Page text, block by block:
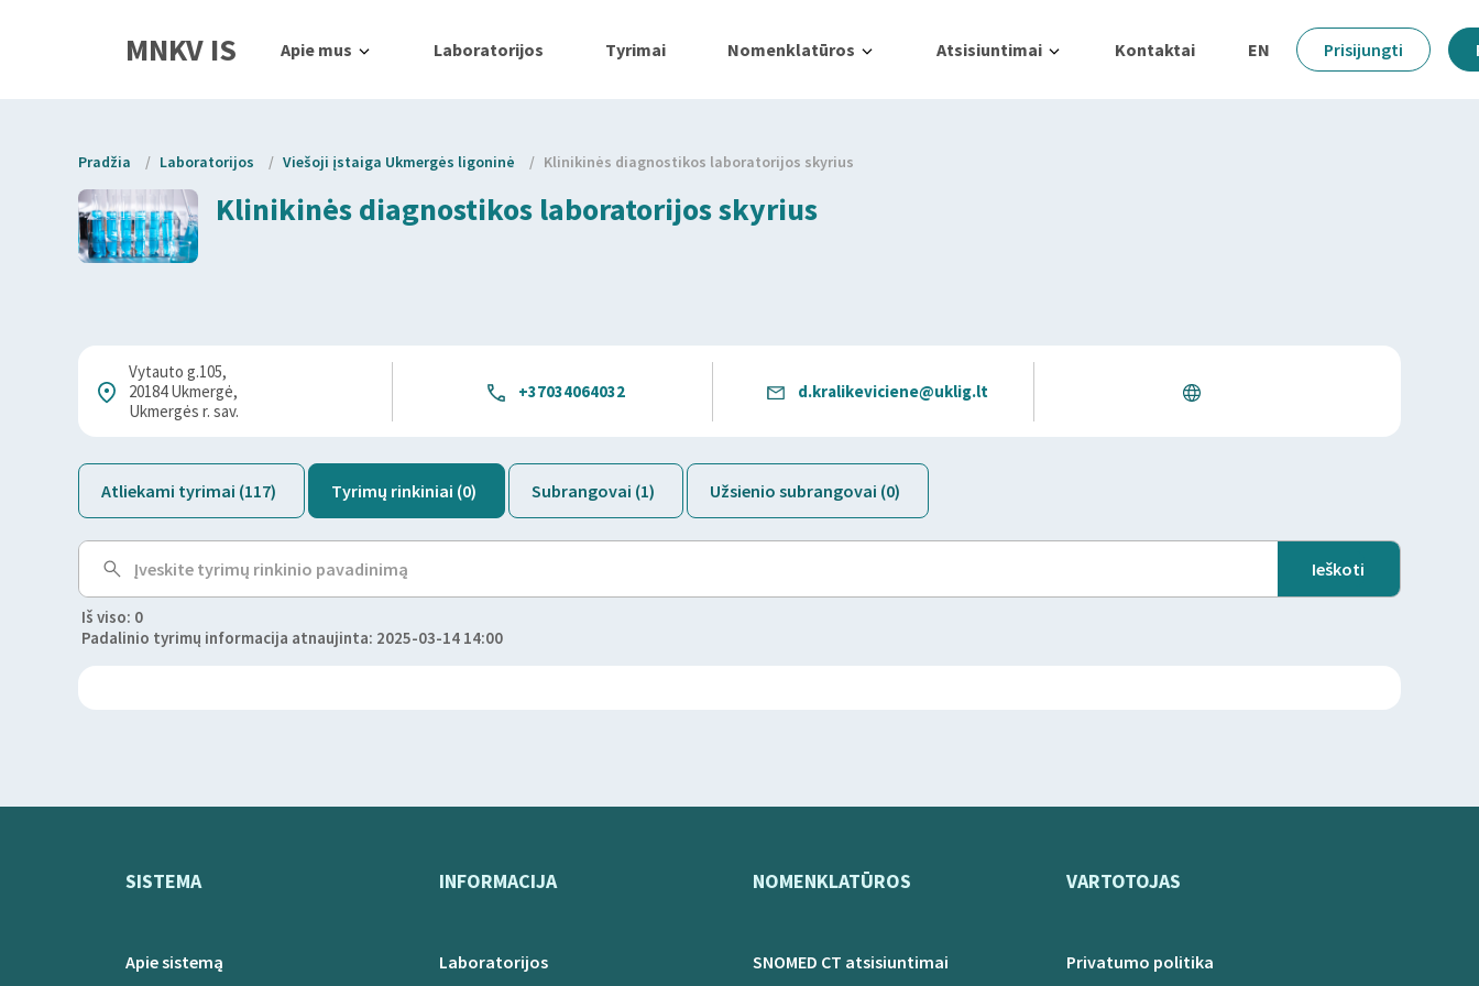
MNKV IS Apie mus Laboratorijos Tyrimai Nomenklatūros Atsisiuntimai Kontaktai EN Prisijungti
Pradžia / Laboratorijos / Viešoji įstaiga Ukmergės ligoninė / Klinikinės diagnostikos laboratorijos skyrius
Klinikinės diagnostikos laboratorijos skyrius
Vytauto g.105,
20184 Ukmergė,
Ukmergės r. sav.
+37034064032 d.kralikeviciene@uklig.lt
Atliekami tyrimai (117) Tyrimų rinkiniai (0) Subrangovai (1) Užsienio subrangovai (0)
Iš viso: 0
Padalinio tyrimų informacija atnaujinta: 2025-03-14 14:00
SISTEMA
Apie sistemą
INFORMACIJA
Laboratorijos
NOMENKLATŪROS
SNOMED CT atsisiuntimai
VARTOTOJAS
Privatumo politika